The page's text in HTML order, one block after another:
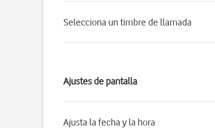
Selecciona un timbre de llamada
Ajustes de pantalla
Ajusta la fecha y la hora